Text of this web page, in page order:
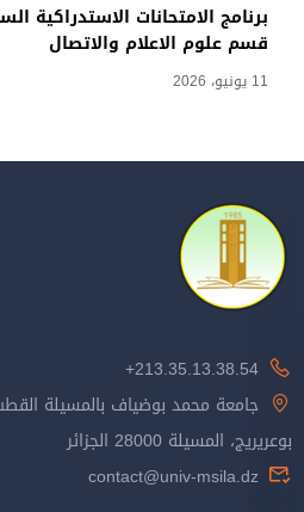
برنامج الامتحانات الاستدراكية
قسم علوم الاعلام والاتصال
11 يونيو، 2026
213.35.13.38.54+
جامعة محمد بوضياف بالمسيلة
بوعريريج، المسيلة 28000 الجزائر
contact@univ-msila.dz